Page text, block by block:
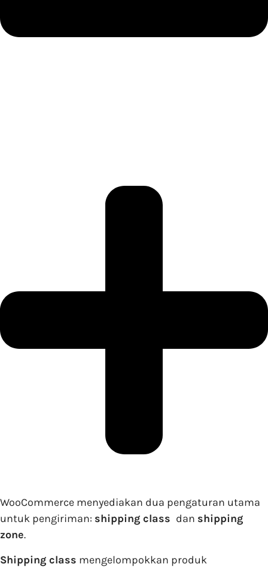
WooCommerce menyediakan dua pengaturan utama
untuk pengiriman: shipping class dan shipping
zone.
Shipping class mengelompokkan produk